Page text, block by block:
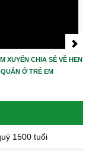
XUYẾN CHIA SẺ VỀ HEN
QUẢN Ở TRẺ EM
1500 tuổi